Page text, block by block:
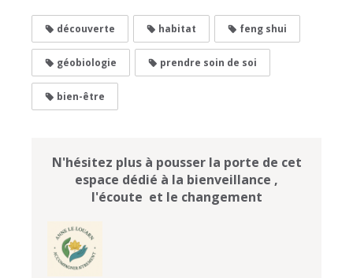
découverte habitat feng shui
géobiologie prendre soin de soi
bien-être
N'hésitez plus à pousser la porte de cet
espace dédié à la bienveillance ,
l'écoute et le changement